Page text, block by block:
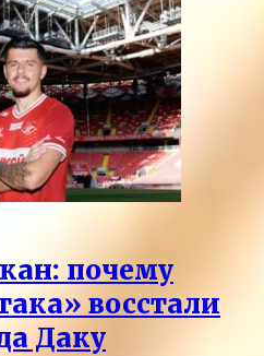
почему
восстали
Даку